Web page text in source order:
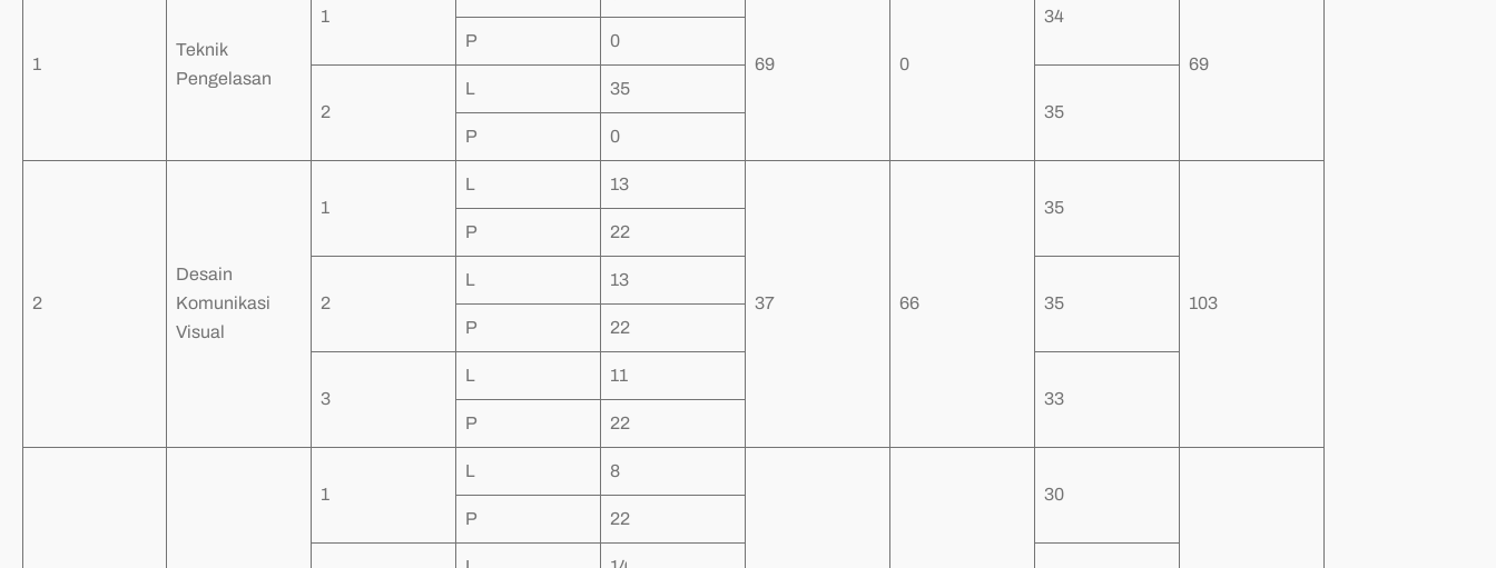
1
Teknik
Pengelasan
1
69 0
34
69
P 0
2
L
35
35
P
0
2
Desain
Komunikasi
Visual
1
L 13
37 66
35
103
P 22
2
L
13
35
P
22
3
L
11
33
P
22
1
L 8
30
P 22